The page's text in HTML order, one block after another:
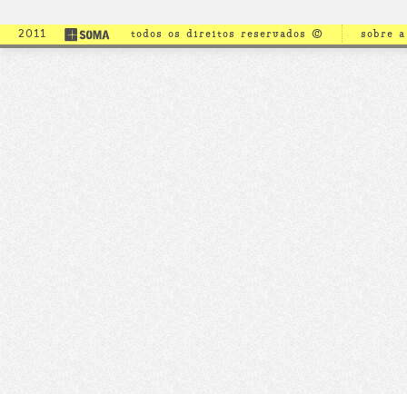
2011 todos os direitos reservados © sobre